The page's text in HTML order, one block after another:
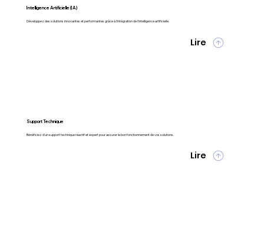
Intelligence Artificielle (IA)
Développez des solutions innovantes et performantes grâce à l'intégration de l'intelligence artificielle.
Lire
Support Technique
Bénéficiez d'un support technique réactif et expert pour assurer le bon fonctionnement de vos solutions.
Lire